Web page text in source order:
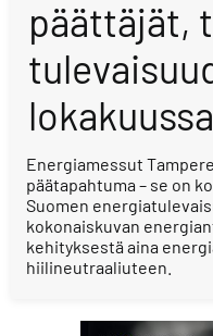
päättäjät,
Energiamessut
päätapahtuma – se on
Suomen
kokonaiskuvan
kehityksestä aina
hiilineutraaliuteen.